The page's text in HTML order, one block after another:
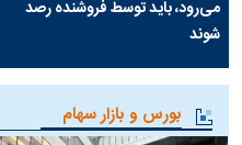
می‌رود، باید توسط فروشنده رصد
شوند
بورس و بازار سهام